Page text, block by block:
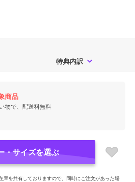
特典内訳
商品
物で、配送料無料
・サイズを選ぶ
庫を共有しておりますので、同時にご注文があった場